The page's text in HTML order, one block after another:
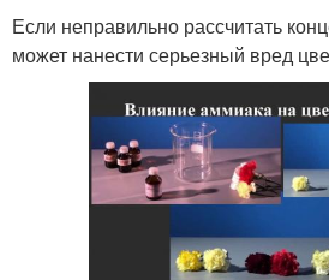
Если неправильно рассчитать
может нанести серьезный вред